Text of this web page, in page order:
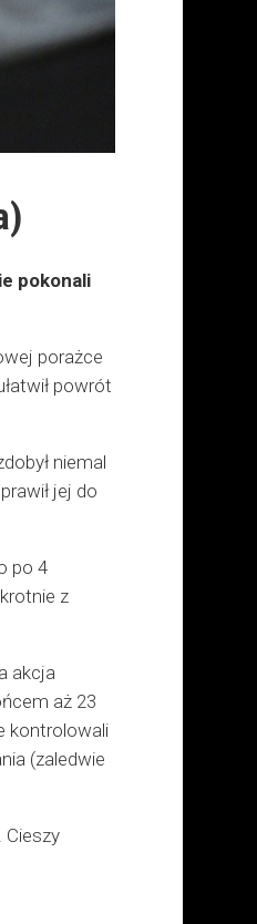
pokonali
porażce
powrót
niemal
jej do
po 4
z
akcja
aż 23
kontrolowali
(zaledwie